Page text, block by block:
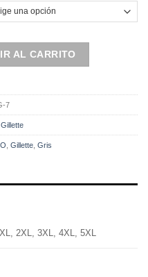
actual
es:
| Gris cantidad
AL CARRITO
7
Gillette
Gillette Gris
2XL, 3XL, 4XL, 5XL